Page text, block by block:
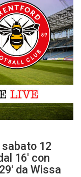
12
16′ con
da Wissa